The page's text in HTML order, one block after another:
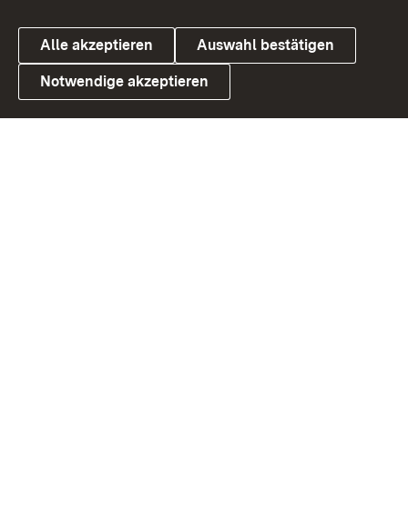
Link zum Landesportal
Alle akzeptieren Auswahl bestätigen
Notwendige akzeptieren